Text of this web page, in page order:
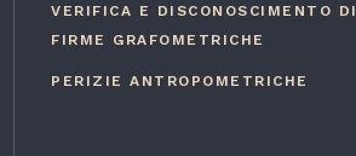
VERIFICA E DISCONOSCIMENTO DI
FIRME GRAFOMETRICHE
PERIZIE ANTROPOMETRICHE